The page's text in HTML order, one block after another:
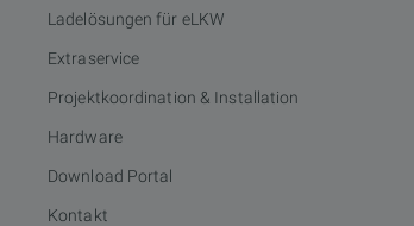
Ladelösungen für eLKW
Extraservice
Projektkoordination & Installation
Hardware
Download Portal
Kontakt